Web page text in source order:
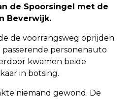
de Spoorsingel met de
Beverwijk.
de voorrangsweg oprijden
passerende personenauto
kwamen beide
in botsing.
niemand gewond. De